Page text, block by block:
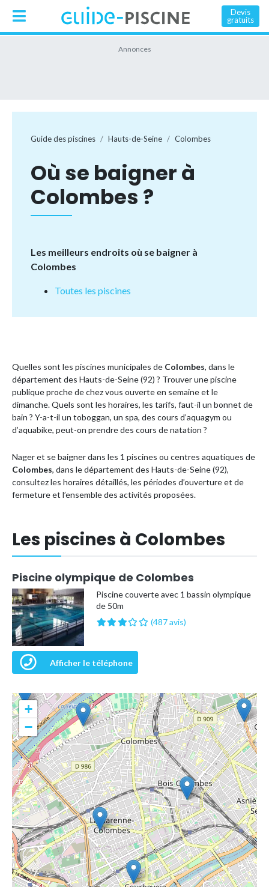
Devis
gratuits
Guide des piscines Hauts-de-Seine Colombes
Où se baigner à
Colombes ?
Les meilleurs endroits où se baigner à
Colombes
Toutes les piscines
Quelles sont les piscines municipales de Colombes, dans le
département des Hauts-de-Seine (92) ? Trouver une piscine
publique proche de chez vous ouverte en semaine et le
dimanche. Quels sont les horaires, les tarifs, faut-il un bonnet de
bain ? Y-a-t-il un toboggan, un spa, des cours d’aquagym ou
d’aquabike, peut-on prendre des cours de natation ?
Nager et se baigner dans les 1 piscines ou centres aquatiques de
Colombes, dans le département des Hauts-de-Seine (92),
consultez les horaires détaillés, les périodes d’ouverture et de
fermeture et l’ensemble des activités proposées.
Les piscines à Colombes
Piscine olympique de Colombes
Piscine couverte avec 1 bassin olympique
de 50m
(487 avis)
Afficher le téléphone
+
−